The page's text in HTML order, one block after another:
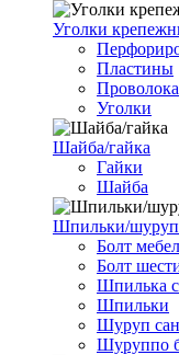
Уголки
Пластины
Проволока
Уголки
Шайба/гайка
Гайки
Шайба
Шпильки/
Болт
Болт
Шпилька
Шпильки
Шуруп
Шуруппо